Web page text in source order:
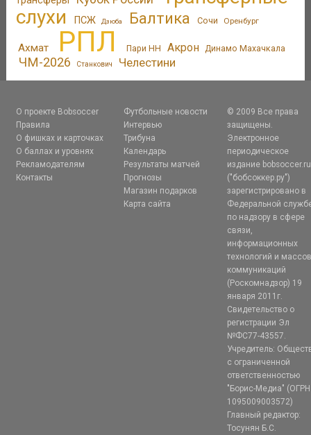
слухи
ПСЖ Дзюба Балтика Сочи Оренбург
Ахмат РПЛ Пари НН Акрон Динамо Махачкала
ЧМ-2026 Станкович Челестини
О проекте Bobsoccer
Правила
О фишках и карточках
О баллах и уровнях
Рекламодателям
Контакты
Футбольные новости
Интервью
Трибуна
Календарь
Результаты матчей
Прогнозы
Магазин подарков
Карта сайта
© 2009 Все права
защищены.
Электронное
периодическое
издание bobsoccer.ru
("бобсоккер.ру")
зарегистрировано в
Федеральной
по надзору в сфере
связи,
информационных
технологий и
коммуникаций
(Роскомнадзор) 19
января 2011г.
Свидетельство о
регистрации Эл
№ФС77-43557.
Учредитель:
с ограниченной
ответственностью
"Борис-Медиа" (ОГРН
1095009003572)
Главный редактор:
Тосунян Б.С.